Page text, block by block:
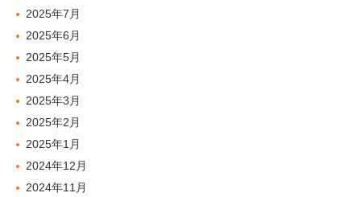
2025年7月
2025年6月
2025年5月
2025年4月
2025年3月
2025年2月
2025年1月
2024年12月
2024年11月